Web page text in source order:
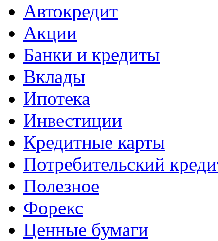
Автокредит
Акции
Банки и кредиты
Вклады
Ипотека
Инвестиции
Кредитные карты
Потребительский
Полезное
Форекс
Ценные бумаги